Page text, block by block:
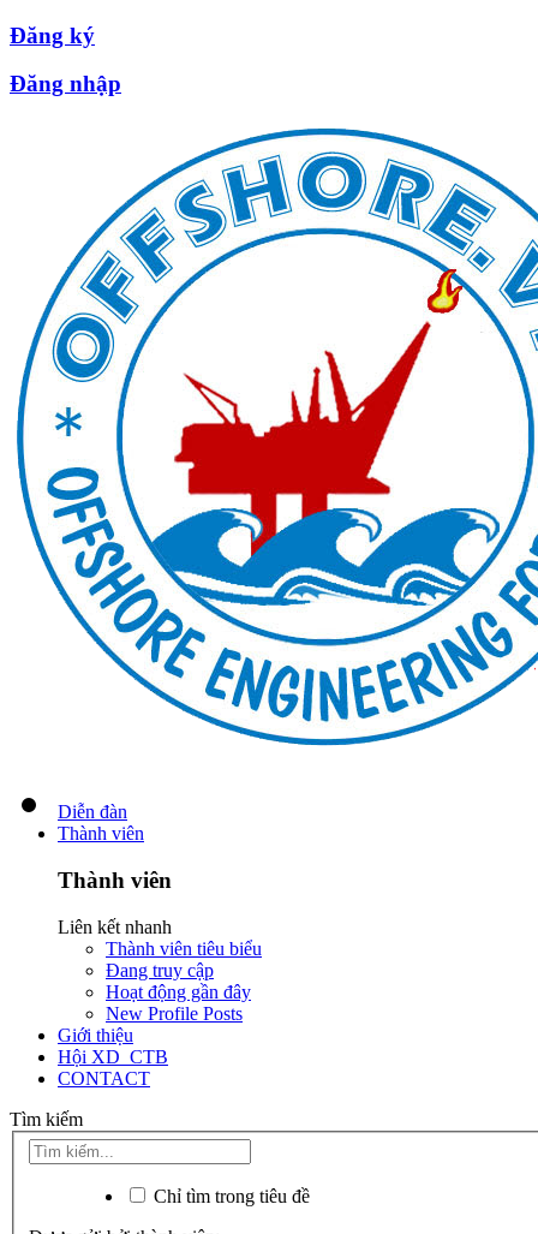
Đăng ký
Đăng nhập
Diễn đàn
Thành viên
Thành viên
Liên kết nhanh
Thành viên tiêu biểu
Đang truy cập
Hoạt động gần đây
New Profile Posts
Giới thiệu
Hội XD_CTB
CONTACT
Tìm kiếm
Chỉ tìm trong tiêu đề